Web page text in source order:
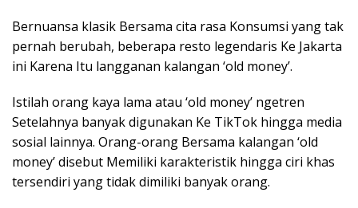
Bernuansa klasik Bersama cita rasa Konsumsi yang tak
pernah berubah, beberapa resto legendaris Ke Jakarta
ini Karena Itu langganan kalangan ‘old money’.
Istilah orang kaya lama atau ‘old money’ ngetren
Setelahnya banyak digunakan Ke TikTok hingga media
sosial lainnya. Orang-orang Bersama kalangan ‘old
money’ disebut Memiliki karakteristik hingga ciri khas
tersendiri yang tidak dimiliki banyak orang.